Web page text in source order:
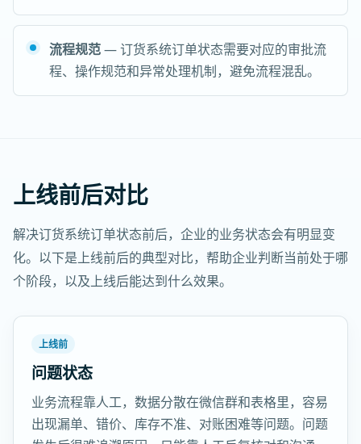
流程规范— 订货系统订单状态需要对应的审批流
程、操作规范和异常处理机制，避免流程混乱。
上线前后对比
解决订货系统订单状态前后，企业的业务状态会有明显变
化。以下是上线前后的典型对比，帮助企业判断当前处于哪
个阶段，以及上线后能达到什么效果。
上线前
问题状态
业务流程靠人工，数据分散在微信群和表格里，容易
出现漏单、错价、库存不准、对账困难等问题。问题